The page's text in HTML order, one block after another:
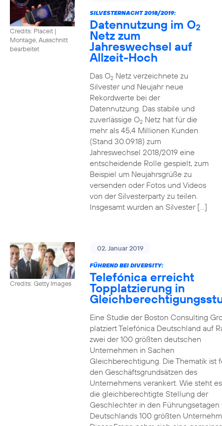
Credits: Placeit |
Montage, Ausschnitt
bearbeitet
SILVESTERNACHT 2018/2019:
Datennutzung im O2
Netz zum
Jahreswechsel auf
Allzeit-Hoch
Das O2Netz verzeichnete zu
Silvester und Neujahr neue
Rekordwerte bei der
Datennutzung. Das stabile und
zuverlässige O2Netz hat für die
mehr als 45,4 Millionen Kunden
(Stand 30.09.18) zum
Jahreswechsel 2018/2019 eine
entscheidende Rolle gespielt, zum
Beispiel um Neujahrsgrüße zu
versenden oder Fotos und Videos
von der Silvesterparty zu teilen.
Insgesamt wurden an Silvester […]
Credits: Getty Images
02. Januar 2019
FÜHREND BEI DIVERSITY:
Telefónica erreicht
Topplatzierung in
Eine Studie der Boston Consulting
platziert Telefónica Deutschland auf
zwei der 100 größten deutschen
Unternehmen in Sachen
Gleichberechtigung. Die Thematik ist
den Geschäftsgrundsätzen des
Unternehmens verankert. Wie steht
die gleichberechtigte Stellung der
Geschlechter in den Führungsetagen
Deutschlands 100 größten